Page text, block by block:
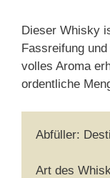
Dieser Whisky
Fassreifung
volles Aroma
ordentliche
Abfüller:
Art des